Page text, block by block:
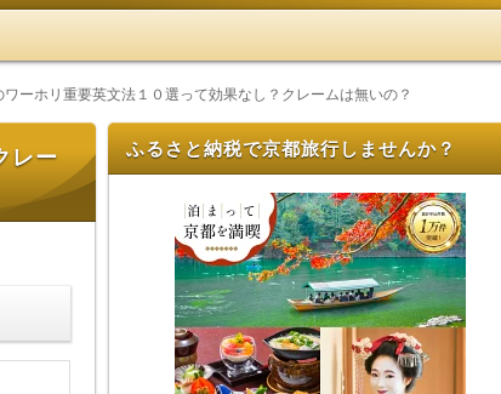
ーホリ重要英文法１０選って効果なし？クレームは無いの？
レー
ふるさと納税で京都旅行しませんか？